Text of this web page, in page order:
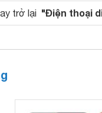
trở lại "Điện thoại